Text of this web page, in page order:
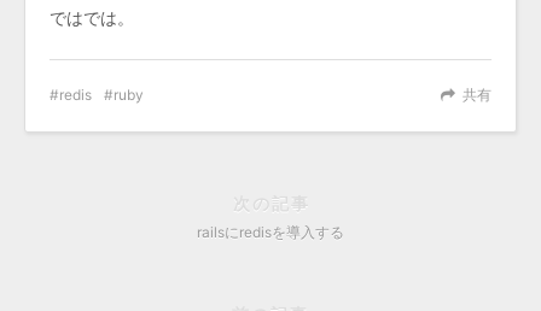
ではでは。
共有
redis ruby
次の記事
railsにredisを導入する